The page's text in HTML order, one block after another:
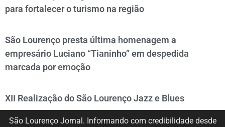
para fortalecer o turismo na região
São Lourenço presta última homenagem a
empresário Luciano “Tianinho” em despedida
marcada por emoção
XII Realização do São Lourenço Jazz e Blues
São Lourenço Jornal. Informando com credibilidade desde